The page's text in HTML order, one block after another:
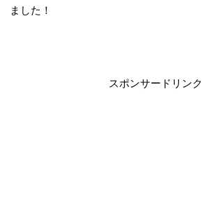
ました！
スポンサードリンク